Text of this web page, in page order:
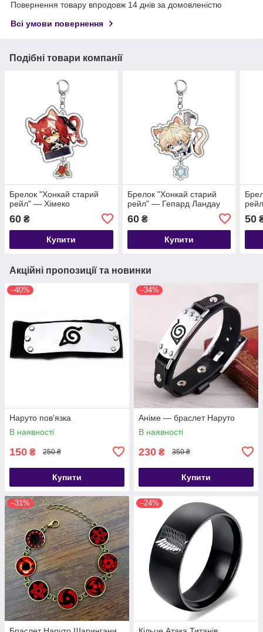
Повернення товару впродовж 14 днів за домовленістю
Всі умови повернення
Подібні товари компанії
Брелок "Хонкай старий
рейл" — Хімеко
60 ₴
Купити
Брелок "Хонкай старий
рейл" — Гепард Ландау
60₴
Купити
50
Акційні пропозиції та новинки
–40%
Наруто пов'язка
В наявності
150 ₴ 250 ₴
Купити
–34%
Аніме — браслет Наруто
В наявності
230 ₴ 350 ₴
Купити
–31% –24%